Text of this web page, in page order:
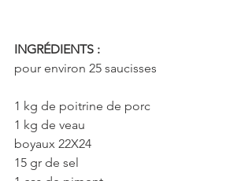
INGRÉDIENTS :
pour environ 25 saucisses
1 kg de poitrine de porc
1 kg de veau
boyaux 22X24
15 gr de sel